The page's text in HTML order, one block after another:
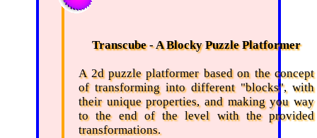
Transcube - A Blocky Puzzle Platformer
A 2d puzzle platformer based on the concept
of transforming into different "blocks", with
their unique properties, and making you way
to the end of the level with the provided
transformations.